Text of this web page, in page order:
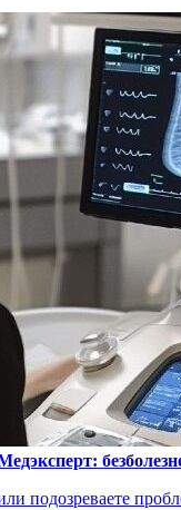
подозреваете